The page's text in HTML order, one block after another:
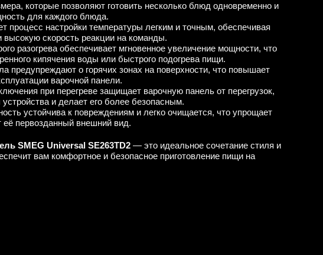
которые позволяют готовить несколько блюд одновременно и
для каждого блюда.
процесс настройки температуры легким и точным, обеспечивая
высокую скорость реакции на команды.
разогрева обеспечивает мгновенное увеличение мощности, что
кипячения воды или быстрого подогрева пищи.
предупреждают о горячих зонах на поверхности, что повышает
варочной панели.
при перегреве защищает варочную панель от перегрузок,
и делает его более безопасным.
устойчива к повреждениям и легко очищается, что упрощает
её первозданный внешний вид.
SMEG Universal SE263TD2 — это идеальное сочетание стиля и
вам комфортное и безопасное приготовление пищи на